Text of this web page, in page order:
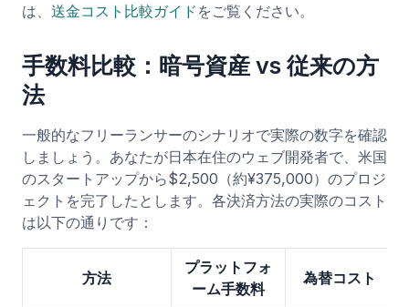
は、 送金コスト比較ガイド をご覧ください。
手数料比較：暗号資産 vs 従来の方
法
一般的なフリーランサーのシナリオで実際の数字を確認
しましょう。あなたが日本在住のウェブ開発者で、米国
のスタートアップから$2,500（約¥375,000）のプロジ
ェクトを完了したとします。各決済方法の実際のコスト
は以下の通りです：
方法
プラットフォ
ーム手数料
為替コスト